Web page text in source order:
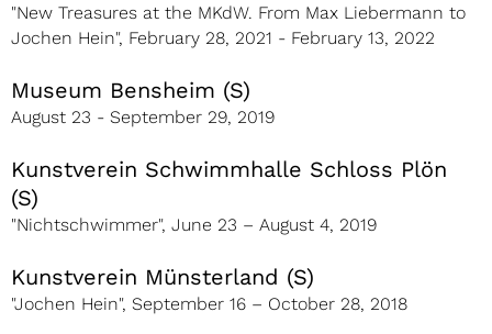
"New Treasures at the MKdW. From Max Liebermann to
Jochen Hein", February 28, 2021 - February 13, 2022
Museum Bensheim (S)
August 23 - September 29, 2019
Kunstverein Schwimmhalle Schloss Plön
(S)
"Nichtschwimmer", June 23 – August 4, 2019
Kunstverein Münsterland (S)
"Jochen Hein", September 16 – October 28, 2018